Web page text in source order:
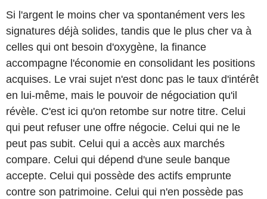
Si l'argent le moins cher va spontanément vers les
signatures déjà solides, tandis que le plus cher va à
celles qui ont besoin d'oxygène, la finance
accompagne l'économie en consolidant les positions
acquises. Le vrai sujet n'est donc pas le taux d'intérêt
en lui-même, mais le pouvoir de négociation qu'il
révèle. C'est ici qu'on retombe sur notre titre. Celui
qui peut refuser une offre négocie. Celui qui ne le
peut pas subit. Celui qui a accès aux marchés
compare. Celui qui dépend d'une seule banque
accepte. Celui qui possède des actifs emprunte
contre son patrimoine. Celui qui n'en possède pas